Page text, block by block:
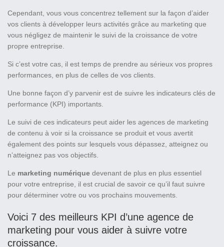
Cependant, vous vous concentrez tellement sur la façon d’aider
vos clients à développer leurs activités grâce au marketing que
vous négligez de maintenir le suivi de la croissance de votre
propre entreprise.
Si c’est votre cas, il est temps de prendre au sérieux vos propres
performances, en plus de celles de vos clients.
Une bonne façon d’y parvenir est de suivre les indicateurs clés de
performance (KPI) importants.
Le suivi de ces indicateurs peut aider les agences de marketing
de contenu à voir si la croissance se produit et vous avertit
également des points sur lesquels vous dépassez, atteignez ou
n’atteignez pas vos objectifs.
Le marketing numérique devenant de plus en plus essentiel
pour votre entreprise, il est crucial de savoir ce qu’il faut suivre
pour déterminer votre ou vos prochains mouvements.
Voici 7 des meilleurs KPI d’une agence de
marketing pour vous aider à suivre votre
croissance.